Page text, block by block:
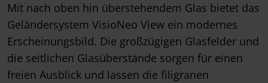
Mit nach oben hin überstehendem Glas bietet das
Geländersystem VisioNeo View ein modernes
Erscheinungsbild. Die großzügigen Glasfelder und
die seitlichen Glasüberstände sorgen für einen
freien Ausblick und lassen die filigranen